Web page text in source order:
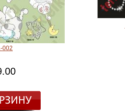
002